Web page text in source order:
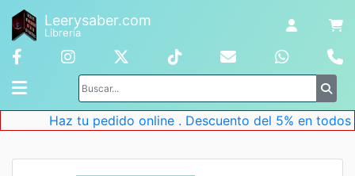
Leerysaber.com
Librería
Haz tu pedido online . Descuento del 5% en